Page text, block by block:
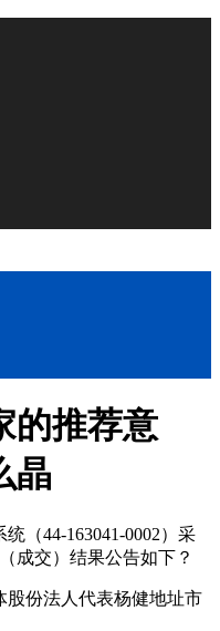
的推荐意
晶
（44-163041-0002）采
成交）结果公告如下？
份法人代表杨健地址市